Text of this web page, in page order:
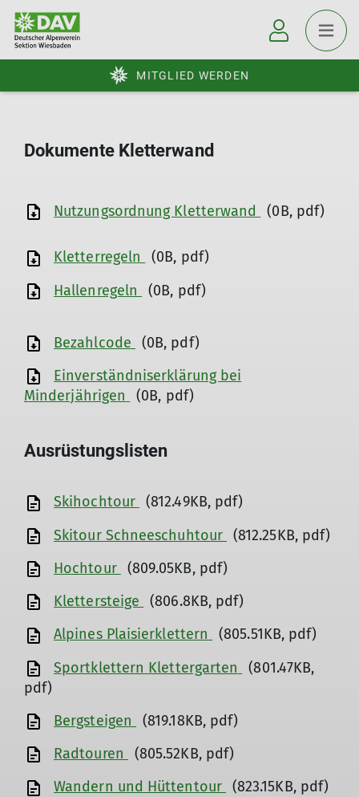
MITGLIED WERDEN
Dokumente Kletterwand
Nutzungsordnung Kletterwand (0B, pdf)
Kletterregeln
(0B, pdf)
Hallenregeln
(0B, pdf)
Bezahlcode
(0B, pdf)
Einverständniserklärung bei
Minderjährigen
(0B, pdf)
Ausrüstungslisten
Skihochtour (812.49KB, pdf)
Skitour Schneeschuhtour (812.25KB, pdf)
Hochtour (809.05KB, pdf)
Klettersteige
(806.8KB, pdf)
Alpines Plaisierklettern
(805.51KB, pdf)
Sportklettern Klettergarten
(801.47KB,
pdf)
Bergsteigen
(819.18KB, pdf)
Radtouren
(805.52KB, pdf)
Wandern und Hüttentour (823.15KB, pdf)